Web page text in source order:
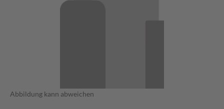
Abbildung kann abweichen